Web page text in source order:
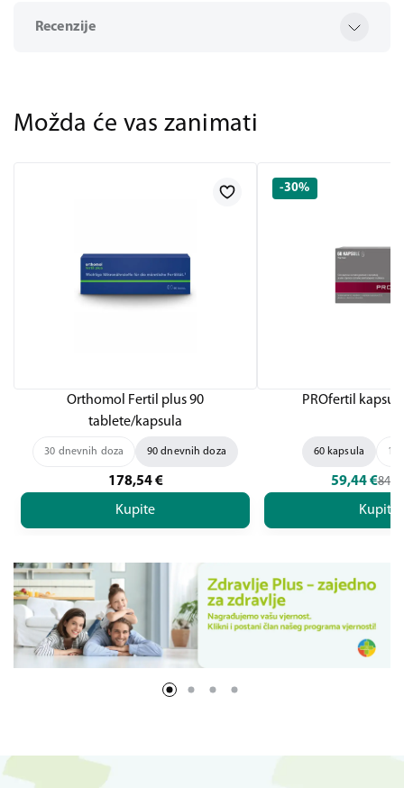
Recenzije
Možda će vas zanimati
Orthomol Fertil plus 90
tablete/kapsula
30 dnevnih doza 90 dnevnih doza
178,54 €
Kupite
-30%
PROfertil
60 kapsula
59,44 €
Kupite